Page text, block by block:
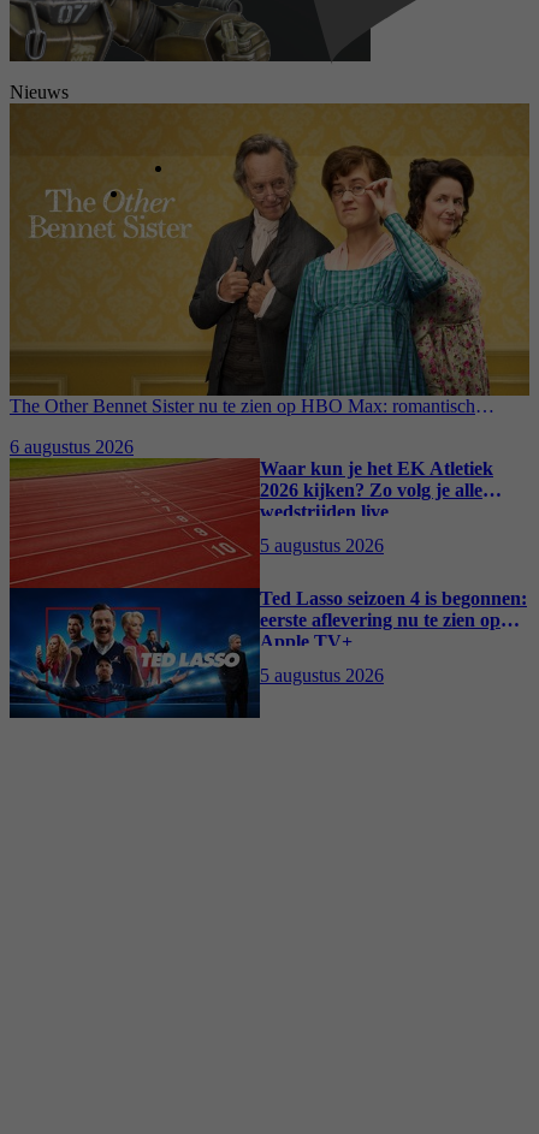
Nieuws
The Other Bennet Sister nu te zien op HBO Max: romantisch
6 augustus 2026
Waar kun je het EK Atletiek
2026 kijken? Zo volg je alle
wedstrijden live
5 augustus 2026
Ted Lasso seizoen 4 is begonnen:
eerste aflevering nu te zien op
Apple TV+
5 augustus 2026